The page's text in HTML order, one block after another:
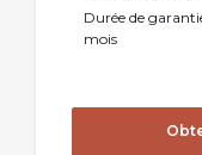
Durée de
mois